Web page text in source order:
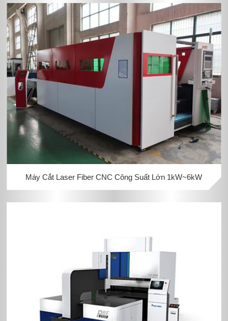
Máy Cắt Laser Fiber CNC Công Suất Lớn 1kW~6kW